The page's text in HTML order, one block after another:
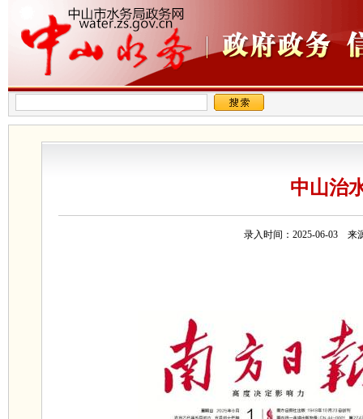
中山治
录入时间：2025-06-03